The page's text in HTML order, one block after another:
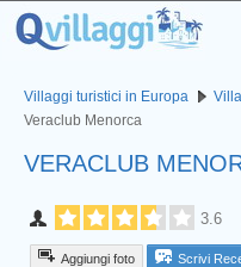
Villaggi turistici in Europa
Veraclub Menorca
VERACLUB
3.6
Aggiungi foto Scrivi